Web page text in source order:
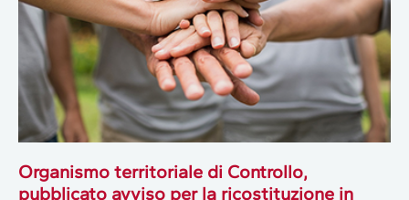
Organismo territoriale di Controllo,
pubblicato avviso per la ricostituzione in